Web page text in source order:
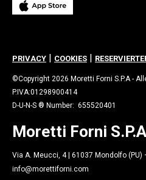
PRIVACY COOKIES
©Copyright 2026 Moretti Forni S.P.A -
P.IVA:01298900414
D-U-N-S ® Number: 655520401
Moretti Forni
Via A. Meucci, 4 | 61037 Mondolfo (PU)
info@morettiforni.com